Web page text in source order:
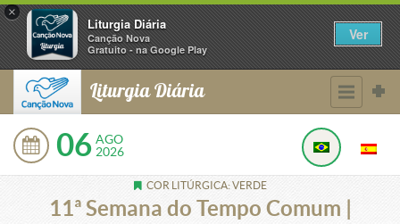
×
Liturgia Diária
Canção Nova
Gratuito - na Google Play
Ver
Liturgia Diária
06 AGO
2026
COR LITÚRGICA: VERDE
11ª Semana do Tempo Comum |